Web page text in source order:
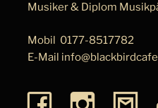
Musiker & Diplom
Mobil 0177-8517782
E-Mail